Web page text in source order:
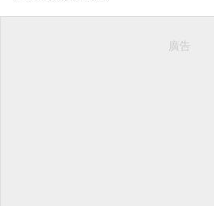
廣告